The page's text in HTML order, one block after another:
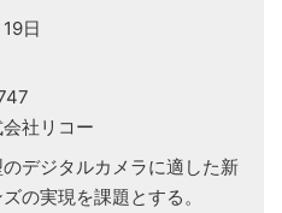
日
会社リコー
のデジタルカメラに適した新
の実現を課題とする。